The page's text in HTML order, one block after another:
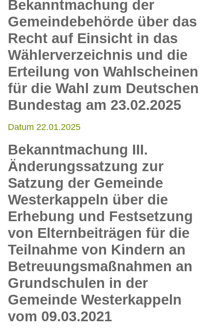
Bekanntmachung der
Gemeindebehörde über das
Recht auf Einsicht in das
Wählerverzeichnis und die
Erteilung von Wahlscheinen
für die Wahl zum Deutschen
Bundestag am 23.02.2025
Datum 22.01.2025
Bekanntmachung III.
Änderungssatzung zur
Satzung der Gemeinde
Westerkappeln über die
Erhebung und Festsetzung
von Elternbeiträgen für die
Teilnahme von Kindern an
Betreuungsmaßnahmen an
Grundschulen in der
Gemeinde Westerkappeln
vom 09.03.2021